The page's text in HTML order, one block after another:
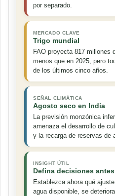
por separado.
MERCADO CLAVE
Trigo mundial
FAO proyecta 817 millones
menos que en 2025, pero
de los últimos cinco años.
SEÑAL CLIMÁTICA
Agosto seco en India
La previsión monzónica
amenaza el desarrollo de
y la recarga de reservas de
INSIGHT ÚTIL
Defina decisiones
Establezca ahora qué
agua disponible, se